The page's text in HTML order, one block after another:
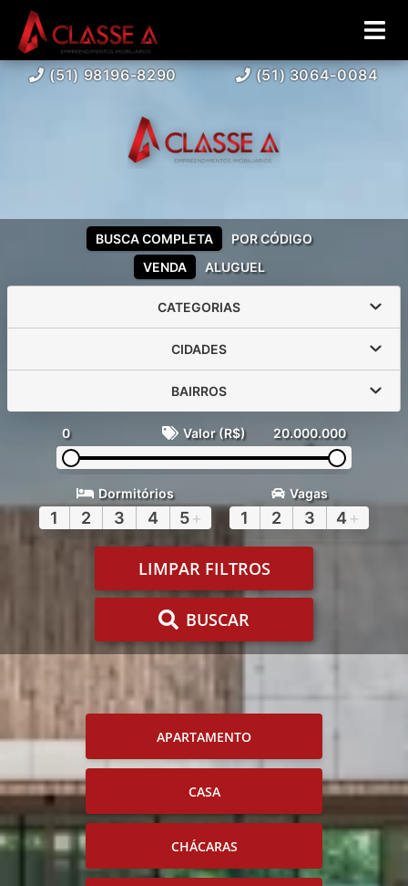
(51) 98196-8290 (51) 3064-0084
VENDA ALUGUEL
BUSCA COMPLETA POR CÓDIGO
CATEGORIAS
CIDADES
BAIRROS
0 Valor (R$) 20.000.000
Dormitórios
1 2 3 4 5+
Vagas
1 2 3 4 +
LIMPAR FILTROS
BUSCAR
APARTAMENTO
CASA
CHÁCARAS